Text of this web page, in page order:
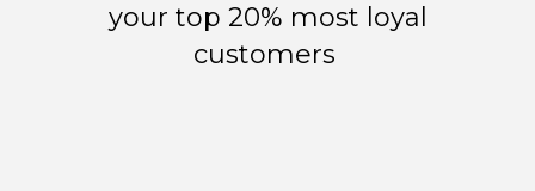
your top 20% most loyal
customers